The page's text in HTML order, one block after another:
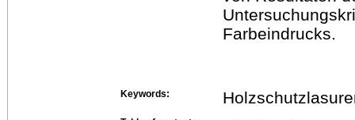
Farbeindrucks.
Keywords: